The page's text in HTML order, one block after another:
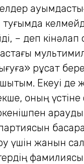
– деп
рұқсат
шықтым. Екеуі
оның үстіне
үшін жанын